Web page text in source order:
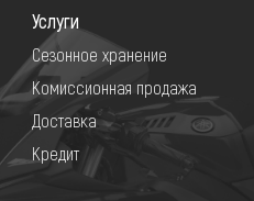
Услуги
Сезонное хранение
Комиссионная продажа
Доставка
Кредит